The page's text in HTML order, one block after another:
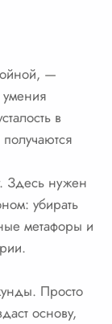
—
в
Здесь нужен
убирать
метафоры и
Просто
основу,